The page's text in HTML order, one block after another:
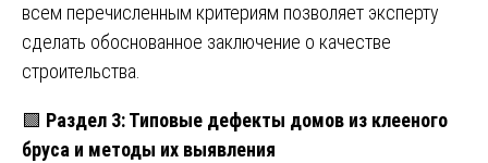
всем перечисленным критериям позволяет эксперту
сделать обоснованное заключение о качестве
строительства.
🟩 Раздел 3: Типовые дефекты домов из клееного
бруса и методы их выявления